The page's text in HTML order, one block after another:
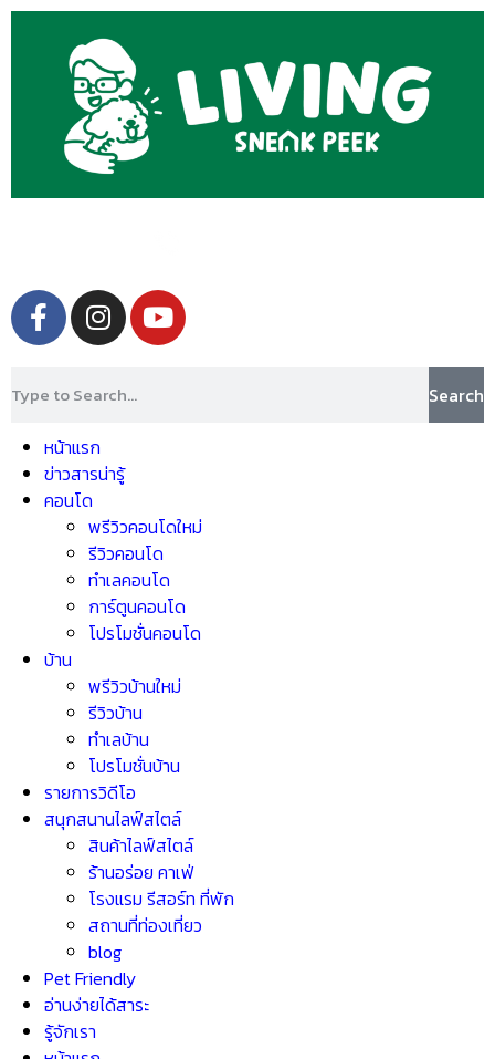
Search
หน้าแรก
ข่าวสารน่ารู้
คอนโด
พรีวิวคอนโดใหม่
รีวิวคอนโด
ทำเลคอนโด
การ์ตูนคอนโด
โปรโมชั่นคอนโด
บ้าน
พรีวิวบ้านใหม่
รีวิวบ้าน
ทำเลบ้าน
โปรโมชั่นบ้าน
รายการวิดีโอ
สนุกสนานไลฟ์สไตล์
สินค้าไลฟ์สไตล์
ร้านอร่อย คาเฟ่
โรงแรม รีสอร์ท ที่พัก
สถานที่ท่องเที่ยว
blog
Pet Friendly
อ่านง่ายได้สาระ
รู้จักเรา